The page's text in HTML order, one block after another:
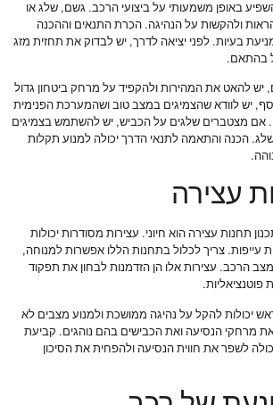
באופן משמעותי על ביצועי הרכב. גשם, שלג או
ולהקשות על הנהיגה. הכרת התנאים וההכנה
בעיות. לפני יציאה לדרך, יש לבדוק את תחזית מזג
בהתאם.
יש להאט את המהירות ולהקפיד על מרחק ביטחון גדול
יש לוודא שהצמיגים במצב טוב ושהמערכת הפנימית
אם מצטברים שלגים על הכביש, יש להשתמש בצמיגים
הכנה והתאמה לתנאי הדרך יכולה למנוע תקלות
עצירה
תחנות עצירה הוא חיוני. עצירות מסודרות יכולות
עייפות. צריך לכלול בתחנות הללו אפשרות למנוחה,
הרכב. עצירות אלו הן הזדמנות לבחון את תפקוד
פוטנציאליות.
יכולות להקל על נהיגה ממושכת ולמנוע מצבים לא
מרחקי הנסיעה ואת הכבישים בהם נוהגים. קביעת
לשפר את חווית הנסיעה ולהפחית את הסיכון